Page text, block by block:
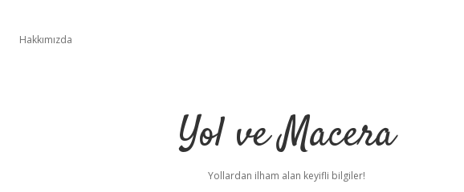
Hakkımızda
Yol ve Macera
Yollardan ilham alan keyifli bilgiler!